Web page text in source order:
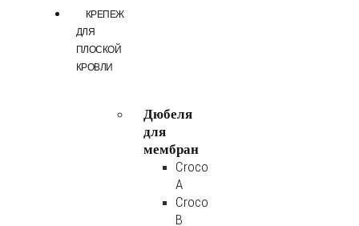
КРЕПЕЖ
ДЛЯ
ПЛОСКОЙ
КРОВЛИ
Дюбеля
для
мембран
Croco
A
Croco
B